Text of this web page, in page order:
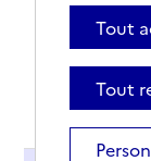
Tout
Tout